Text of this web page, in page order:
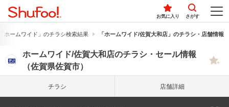
お気に入り さがす
ホームワイド」のチラシ検索結果 「ホームワイド/佐賀大和店」のチラシ・店舗情報
ホームワイド/佐賀大和店のチラシ・セール情報
（佐賀県佐賀市）
チラシ 店舗詳細